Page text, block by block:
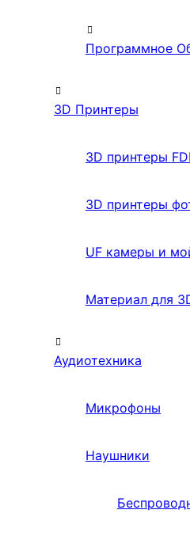
Программное
3D Принтеры
3D принтеры
3D принтеры
UF камеры и
Материал для
Аудиотехника
Микрофоны
Наушники